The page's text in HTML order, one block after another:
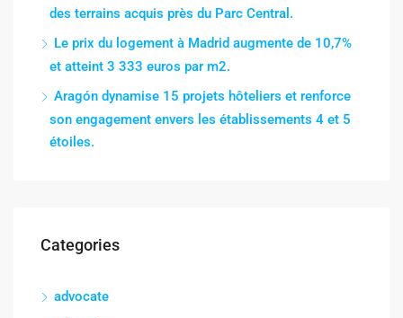
des terrains acquis près du Parc Central.
Le prix du logement à Madrid augmente de 10,7%
et atteint 3 333 euros par m2.
Aragón dynamise 15 projets hôteliers et renforce
son engagement envers les établissements 4 et 5
étoiles.
Categories
advocate